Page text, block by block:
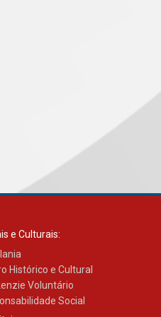
e Culturais:
Histórico e Cultural
Voluntário
Social